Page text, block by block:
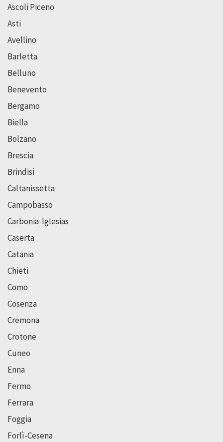
Ascoli Piceno
Asti
Avellino
Barletta
Belluno
Benevento
Bergamo
Biella
Bolzano
Brescia
Brindisi
Caltanissetta
Campobasso
Carbonia-Iglesias
Caserta
Catania
Chieti
Como
Cosenza
Cremona
Crotone
Cuneo
Enna
Fermo
Ferrara
Foggia
Forlì-Cesena